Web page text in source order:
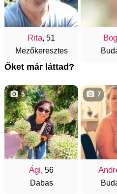
Rita, 51
Mezőkeresztes
Őket már láttad?
Ági, 56
Dabas
5 7